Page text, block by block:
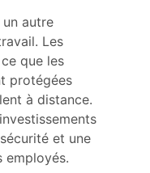
autre
Les
que les
protégées
à distance.
et une
employés.